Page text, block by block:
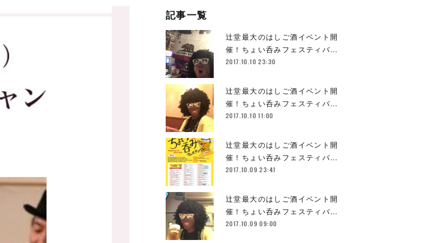
記事一覧
辻堂最大のはしご酒イベント開
催！ちょい呑みフェスティバ…
2017.10.10 23:30
辻堂最大のはしご酒イベント開
催！ちょい呑みフェスティバ…
2017.10.10 11:00
辻堂最大のはしご酒イベント開
催！ちょい呑みフェスティバ…
2017.10.09 23:41
辻堂最大のはしご酒イベント開
催！ちょい呑みフェスティバ…
2017.10.09 09:00